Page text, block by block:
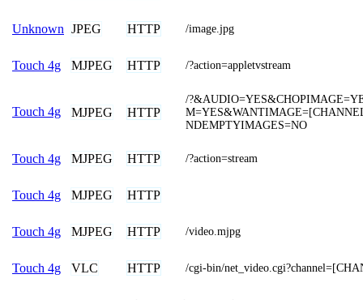
Unknown JPEG HTTP /image.jpg
Touch 4g MJPEG HTTP /?action=appletvstream
Touch 4g MJPEG HTTP
/
NDEMPTYIMAGES=NO
Touch 4g MJPEG HTTP /?action=stream
Touch 4g MJPEG HTTP
Touch 4g MJPEG HTTP /video.mjpg
Touch 4g VLC HTTP /cgi-bin/